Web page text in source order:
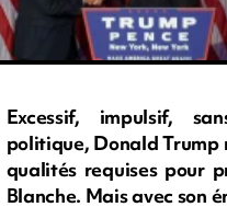
Excessif, impulsif,
politique, Donald Trump
qualités requises pour
Blanche. Mais avec son